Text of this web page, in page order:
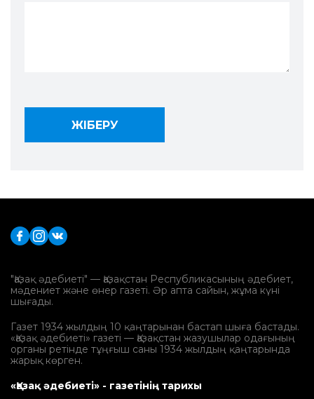
"Қазақ әдебиеті" — Қазақстан Республикасының әдебиет,
мәдениет және өнер газеті. Әр апта сайын, жұма күні
шығады.
Газет 1934 жылдың 10 қаңтарынан бастап шыға бастады.
«Қазақ әдебиеті» газеті — Қазақстан жазушылар одағының
органы ретінде тұңғыш саны 1934 жылдың қаңтарында
жарық көрген.
«Қазақ әдебиеті» - газетінің тарихы